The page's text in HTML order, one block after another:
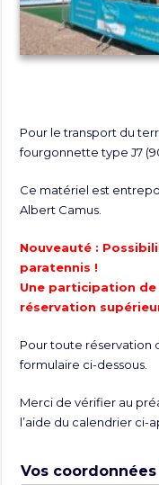
Pour le transport du
fourgonnette type J7
Ce matériel est
Albert Camus.
Nouveauté :
paratennis !
Une participation
réservation
Pour toute réservation
formulaire ci-dessous.
Merci de vérifier au
l’aide du calendrier ci-
Vos